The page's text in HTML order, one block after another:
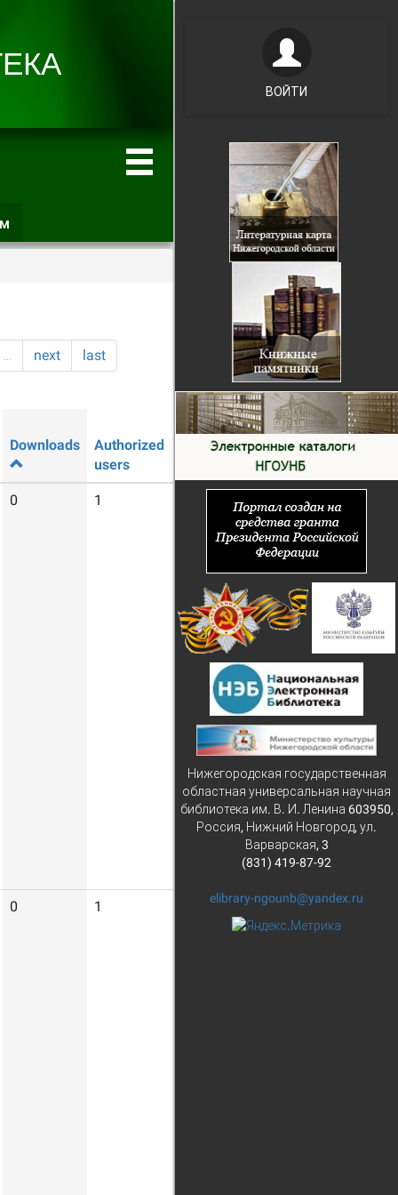
вкладка)
… next last
Downloads
Authorized
users
Guest
0 1
0 1
ВОЙТИ
Нижегородская государственная
областная универсальная научная
библиотека им. В. И. Ленина 603950,
Россия, Нижний Новгород, ул.
Варварская, 3
(831) 419-87-92
elibrary-ngounb@yandex.ru